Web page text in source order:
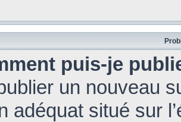
puis-je
un nouveau
adéquat situé sur